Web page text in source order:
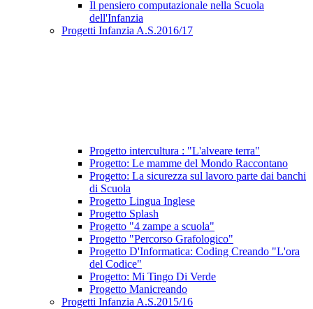
Il pensiero computazionale nella Scuola
dell'Infanzia
Progetti Infanzia A.S.2016/17
Progetto intercultura : "L'alveare terra"
Progetto: Le mamme del Mondo Raccontano
Progetto: La sicurezza sul lavoro parte dai banchi
di Scuola
Progetto Lingua Inglese
Progetto Splash
Progetto "4 zampe a scuola"
Progetto "Percorso Grafologico"
Progetto D'Informatica: Coding Creando "L'ora
del Codice"
Progetto: Mi Tingo Di Verde
Progetto Manicreando
Progetti Infanzia A.S.2015/16